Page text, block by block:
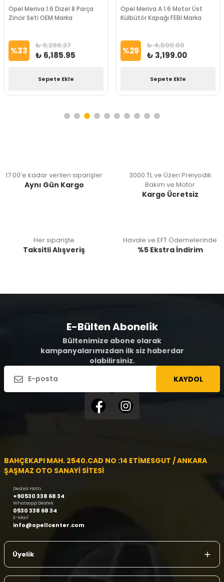
Opel Meriva 1.6 Dizel 8 Parça
Zincir Seti OEM Marka
%33 ₺ 9,286.37
₺ 6,185.95
Sepete Ekle
Opel Meriva A 1.6 Motor Üst
Külbütör Kapağı FEBİ Marka
%29 ₺ 4,500.00
₺ 3,199.00
Sepete Ekle
17:00’e kadar verilen siparişler
Aynı Gün Kargo
3000 TL ve Üzeri Preiyodik
Bakım ve Motor
Kargo Ücretsiz
Her siparişte
Taksitli Alışveriş
Havale ve EFT Ödemelerinde
%5 Ekstra İndirim
E-Bülten Abonelik
Bültenimize abone olarak
kampanyalarımızdan ilk siz haberdar
olabilirsiniz.
KAYDOL
BAHÇEKAPI MAH. 2540.CAD NO :14 ETİMESGUT / ANKARA
ŞAŞMAZ OTO SANAYİ SİTESİ
Destek Hattı
+90530 338 68 34
Whatsapp Destek
0530 338 68 34
E-Mail
info@opellcenter.com
Üyelik